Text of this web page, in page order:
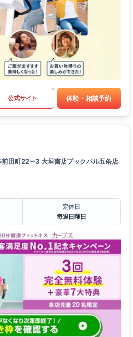
公式サイト 体験・相談予約
田町22ー3 大垣書店ブックパル五条店
定休日
毎週日曜日